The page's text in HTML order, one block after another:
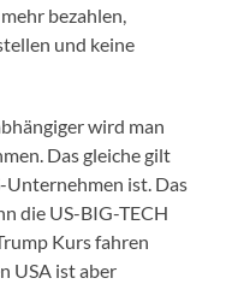
bezahlen,
und keine
wird man
Das gleiche gilt
Unternehmen ist. Das
die US-BIG-TECH
Kurs fahren
USA ist aber